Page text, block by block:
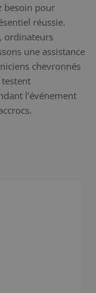
besoin pour
réussie.
ordinateurs
une assistance
chevronnés
l’événement